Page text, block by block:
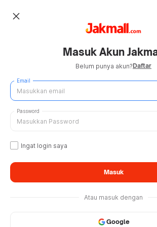
close
Masuk Akun
Belum punya akun?Daftar
Email
Password
Ingat login saya
Masuk
Atau masuk dengan
Google